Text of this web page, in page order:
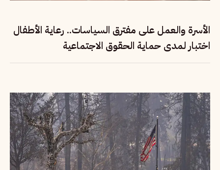
الأسرة والعمل على مفترق السياسات.. رعاية الأطفال
اختبار لمدى حماية الحقوق الاجتماعية